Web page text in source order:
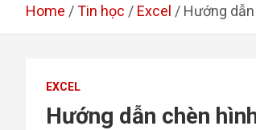
Home Tin học Excel Hướng
EXCEL
Hướng dẫn chèn